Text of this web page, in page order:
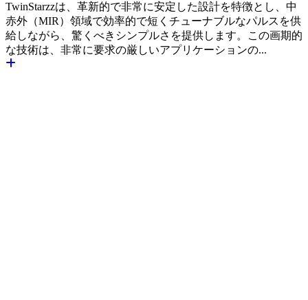
TwinStarzzは、革新的で非常に安定した設計を特徴とし、中
赤外（MIR）領域で効率的で短くチューナブルなパルスを供
給しながら、驚くべきシンプルさを提供します。この画期的
な技術は、非常に要求の厳しいアプリケーションの...